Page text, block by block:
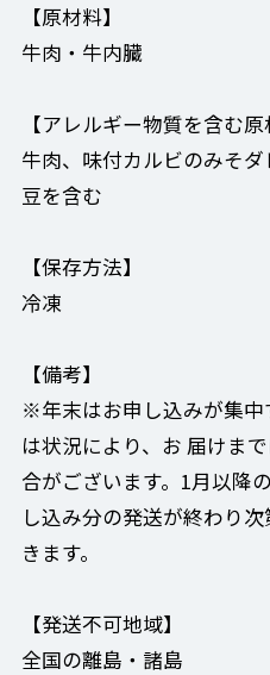
【原材料】
牛肉・牛内臓
【アレルギー物質を含む原
牛肉、味付カルビのみそ
豆を含む
【保存方法】
冷凍
【備考】
※年末はお申し込みが集中
は状況により、お 届けま
合がございます。1月以降
し込み分の発送が終わり
きます。
【発送不可地域】
全国の離島・諸島